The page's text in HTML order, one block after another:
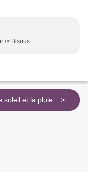
/> Bisous
Le soleil et la pluie... >